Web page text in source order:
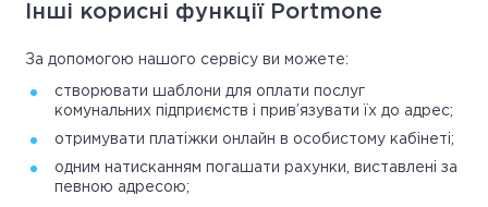
Інші корисні функції Portmone
За допомогою нашого сервісу ви можете:
створювати шаблони для оплати послуг
комунальних підприємств і прив’язувати їх до адрес;
отримувати платіжки онлайн в особистому кабінеті;
одним натисканням погашати рахунки, виставлені за
певною адресою;